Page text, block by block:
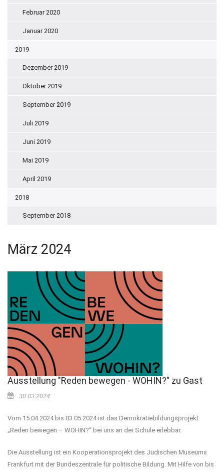
Februar 2020
Januar 2020
2019
Dezember 2019
Oktober 2019
September 2019
Juli 2019
Juni 2019
Mai 2019
April 2019
2018
September 2018
März 2024
Ausstellung "Reden bewegen - WOHIN?" zu Gast
30.03.2024
Vom 15.04.2024 bis 03.05.2024 ist das Demokratiebildungsprojekt
„Reden bewegen – WOHIN?“ bei uns an der Schule erlebbar.
Die Ausstellung ist ein Kooperationsprojekt des Jüdischen Museums
Frankfurt mit der Bundeszentrale für politische Bildung. Mit Hilfe von bis